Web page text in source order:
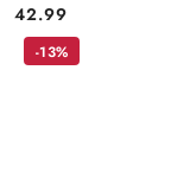
Cena:
42.99
-13%